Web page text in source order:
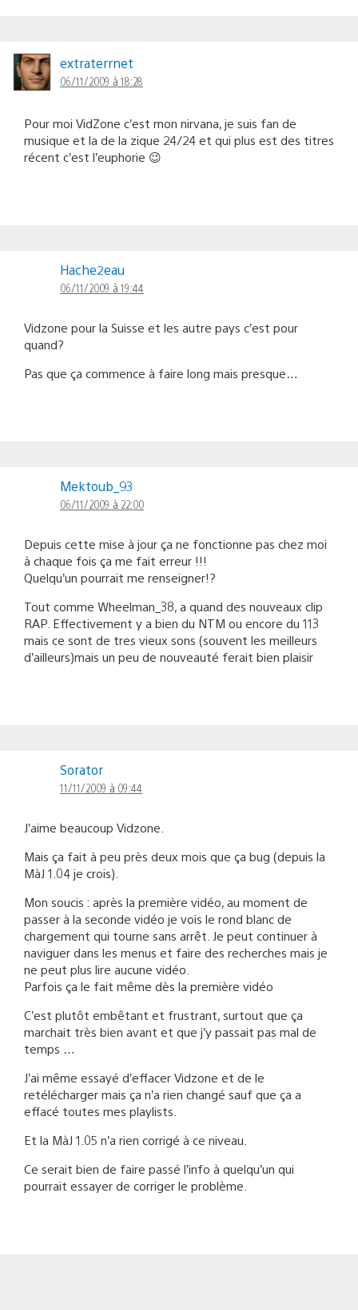
extraterrnet
06/11/2009 à 18:28
Pour moi VidZone c’est mon nirvana, je suis fan de
musique et la de la zique 24/24 et qui plus est des titres
récent c’est l’euphorie 😉
Hache2eau
06/11/2009 à 19:44
Vidzone pour la Suisse et les autre pays c’est pour
quand?
Pas que ça commence à faire long mais presque…
Mektoub_93
06/11/2009 à 22:00
Depuis cette mise à jour ça ne fonctionne pas chez moi
à chaque fois ça me fait erreur !!!
Quelqu’un pourrait me renseigner!?
Tout comme Wheelman_38, a quand des nouveaux clip
RAP. Effectivement y a bien du NTM ou encore du 113
mais ce sont de tres vieux sons (souvent les meilleurs
d’ailleurs)mais un peu de nouveauté ferait bien plaisir
Sorator
11/11/2009 à 09:44
J’aime beaucoup Vidzone.
Mais ça fait à peu près deux mois que ça bug (depuis la
MàJ 1.04 je crois).
Mon soucis : après la première vidéo, au moment de
passer à la seconde vidéo je vois le rond blanc de
chargement qui tourne sans arrêt. Je peut continuer à
naviguer dans les menus et faire des recherches mais je
ne peut plus lire aucune vidéo.
Parfois ça le fait même dès la première vidéo
C’est plutôt embêtant et frustrant, surtout que ça
marchait très bien avant et que j’y passait pas mal de
temps …
J’ai même essayé d’effacer Vidzone et de le
retélécharger mais ça n’a rien changé sauf que ça a
effacé toutes mes playlists.
Et la MàJ 1.05 n’a rien corrigé à ce niveau.
Ce serait bien de faire passé l’info à quelqu’un qui
pourrait essayer de corriger le problème.